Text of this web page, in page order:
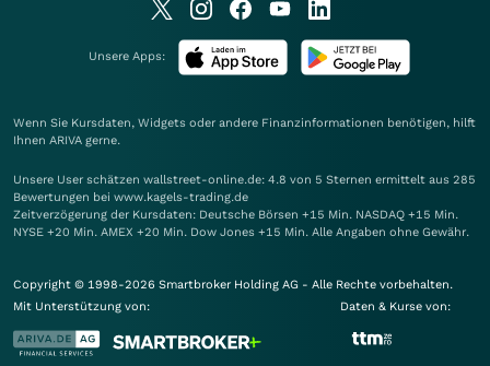
Unsere Apps:
Wenn Sie Kursdaten, Widgets oder andere Finanzinformationen benötigen, hilft
Ihnen ARIVA gerne.
Unsere User schätzen wallstreet-online.de: 4.8 von 5 Sternen ermittelt aus 285
Bewertungen bei www.kagels-trading.de
Zeitverzögerung der Kursdaten: Deutsche Börsen +15 Min. NASDAQ +15 Min.
NYSE +20 Min. AMEX +20 Min. Dow Jones +15 Min. Alle Angaben ohne Gewähr.
Copyright © 1998-2026 Smartbroker Holding AG - Alle Rechte vorbehalten.
Mit Unterstützung von:
Daten & Kurse von: